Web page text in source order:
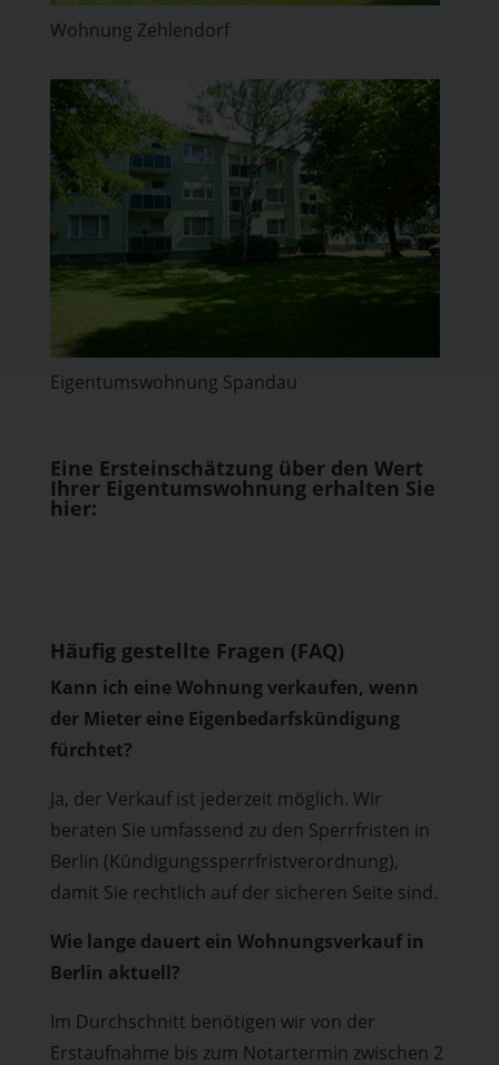
Wohnung Zehlendorf
Eigentumswohnung Spandau
Eine Ersteinschätzung über den Wert
Ihrer Eigentumswohnung erhalten Sie
hier:
Häufig gestellte Fragen (FAQ)
Kann ich eine Wohnung verkaufen, wenn
der Mieter eine Eigenbedarfskündigung
fürchtet?
Ja, der Verkauf ist jederzeit möglich. Wir
beraten Sie umfassend zu den Sperrfristen in
Berlin (Kündigungssperrfristverordnung),
damit Sie rechtlich auf der sicheren Seite sind.
Wie lange dauert ein Wohnungsverkauf in
Berlin aktuell?
Im Durchschnitt benötigen wir von der
Erstaufnahme bis zum Notartermin zwischen 2